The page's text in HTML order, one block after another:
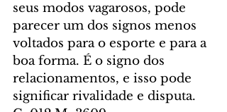
seus modos vagarosos, pode
parecer um dos signos menos
voltados para o esporte e para a
boa forma. É o signo dos
relacionamentos, e isso pode
significar rivalidade e disputa.